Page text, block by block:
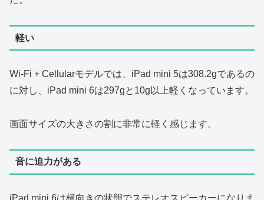
軽い
Wi-Fi + Cellularモデルでは、iPad mini 5は308.2gであるの
に対し、iPad mini 6は297gと10g以上軽くなっています。
画面サイズの大きさの割に非常に軽く感じます。
音に迫力がある
iPad mini 6は横向きの状態でステレオスピーカーになりま